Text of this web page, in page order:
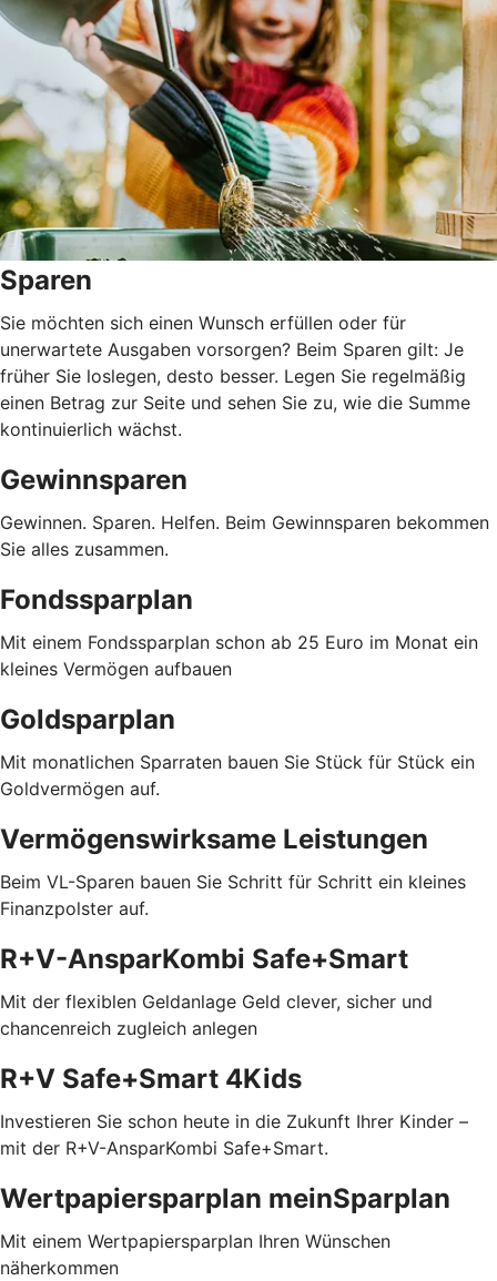
Sparen
Sie möchten sich einen Wunsch erfüllen oder für
unerwartete Ausgaben vorsorgen? Beim Sparen gilt: Je
früher Sie loslegen, desto besser. Legen Sie regelmäßig
einen Betrag zur Seite und sehen Sie zu, wie die Summe
kontinuierlich wächst.
Gewinnsparen
Gewinnen. Sparen. Helfen. Beim Gewinnsparen bekommen
Sie alles zusammen.
Fondssparplan
Mit einem Fondssparplan schon ab 25 Euro im Monat ein
kleines Vermögen aufbauen
Goldsparplan
Mit monatlichen Sparraten bauen Sie Stück für Stück ein
Goldvermögen auf.
Vermögenswirksame Leistungen
Beim VL-Sparen bauen Sie Schritt für Schritt ein kleines
Finanzpolster auf.
R+V-AnsparKombi Safe+Smart
Mit der flexiblen Geldanlage Geld clever, sicher und
chancenreich zugleich anlegen
R+V Safe+Smart 4Kids
Investieren Sie schon heute in die Zukunft Ihrer Kinder –
mit der R+V-AnsparKombi Safe+Smart.
Wertpapiersparplan meinSparplan
Mit einem Wertpapiersparplan Ihren Wünschen
näherkommen